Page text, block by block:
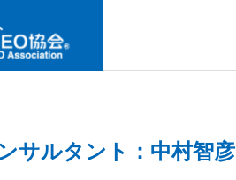
ABOUT US
サルタント：中村智彦